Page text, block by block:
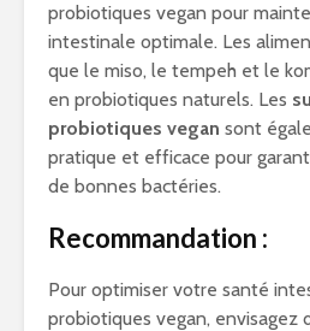
probiotiques vegan pour
intestinale optimale. Les
que le miso, le tempeh et le
en probiotiques naturels. Les
probiotiques vegan sont
pratique et efficace pour
de bonnes bactéries.
Recommandation :
Pour optimiser votre santé
probiotiques vegan, envisagez